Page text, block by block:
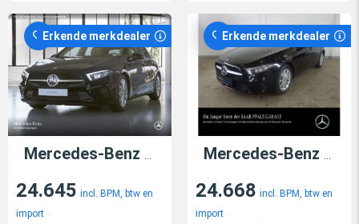
Erkende merkdealer
24.645 incl. BPM, btw en
import
Erkende merkdealer
24.668 incl. BPM, btw en
import